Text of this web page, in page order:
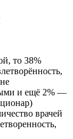
то 38%
и ещё 2% —
врачей